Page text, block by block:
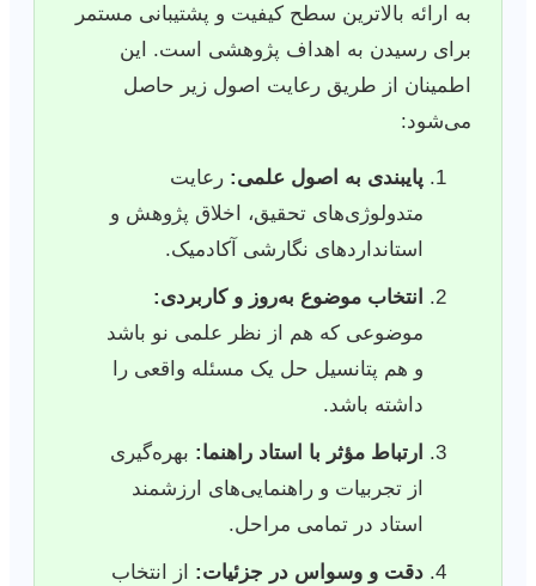
به ارائه بالاترین سطح کیفیت و پشتیبانی مستمر
برای رسیدن به اهداف پژوهشی است. این
اطمینان از طریق رعایت اصول زیر حاصل
می‌شود:
پایبندی به اصول علمی: رعایت
متدولوژی‌های تحقیق، اخلاق پژوهش و
استانداردهای نگارشی آکادمیک.
انتخاب موضوع به‌روز و کاربردی:
موضوعی که هم از نظر علمی نو باشد
و هم پتانسیل حل یک مسئله واقعی را
داشته باشد.
ارتباط مؤثر با استاد راهنما: بهره‌گیری
از تجربیات و راهنمایی‌های ارزشمند
استاد در تمامی مراحل.
دقت و وسواس در جزئیات: از انتخاب